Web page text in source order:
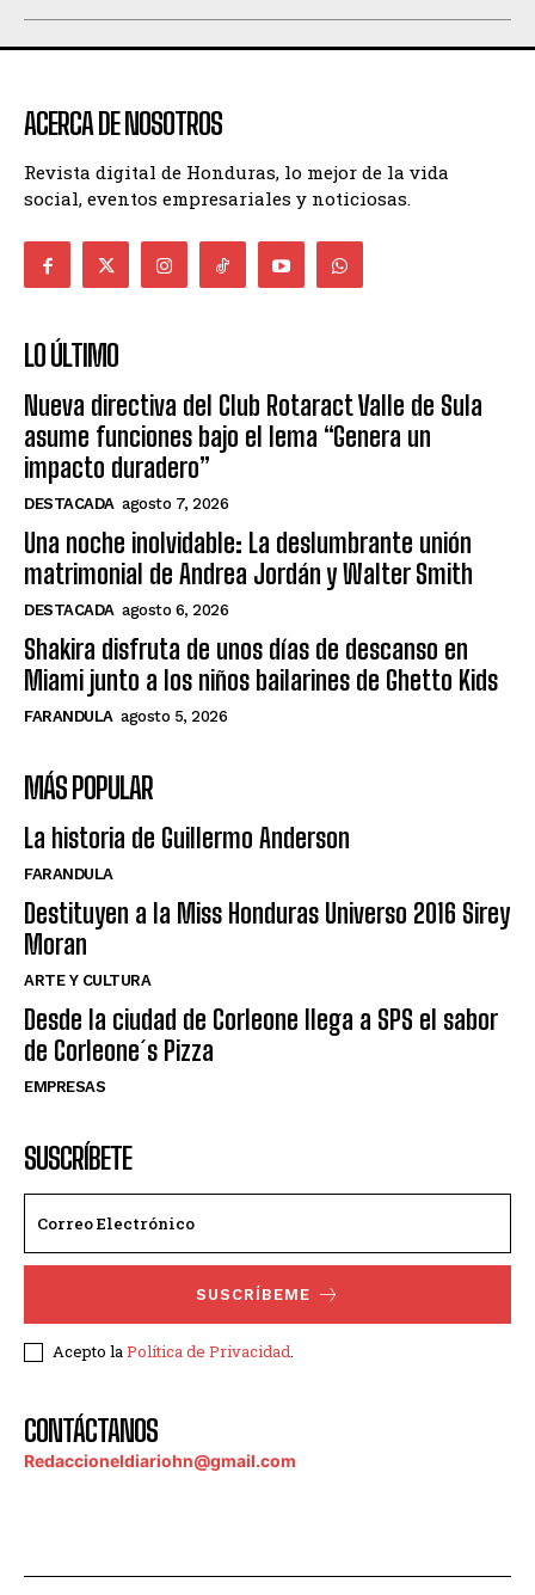
ACERCA DE NOSOTROS
Revista digital de Honduras, lo mejor de la vida
social, eventos empresariales y noticiosas.
LO ÚLTIMO
Nueva directiva del Club Rotaract Valle de Sula
asume funciones bajo el lema “Genera un
impacto duradero”
DESTACADA agosto 7, 2026
Una noche inolvidable: La deslumbrante unión
matrimonial de Andrea Jordán y Walter Smith
DESTACADA agosto 6, 2026
Shakira disfruta de unos días de descanso en
Miami junto a los niños bailarines de Ghetto Kids
FARANDULA agosto 5, 2026
MÁS POPULAR
La historia de Guillermo Anderson
FARANDULA
Destituyen a la Miss Honduras Universo 2016 Sirey
Moran
ARTE Y CULTURA
Desde la ciudad de Corleone llega a SPS el sabor
de Corleone´s Pizza
EMPRESAS
SUSCRÍBETE
SUSCRÍBEME
Acepto la Política de Privacidad
CONTÁCTANOS
Redaccioneldiariohn@gmail.com